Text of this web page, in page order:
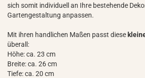
sich somit individuell an Ihre bestehende
Gartengestaltung anpassen.
Mit ihren handlichen Maßen passt diese
überall:
Höhe: ca. 23 cm
Breite: ca. 26 cm
Tiefe: ca. 20 cm